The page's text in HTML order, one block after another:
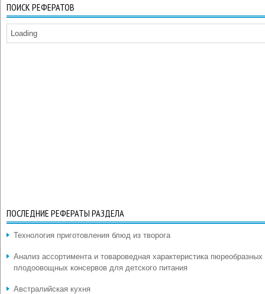
ПОИСК РЕФЕРАТОВ
Loading
ПОСЛЕДНИЕ РЕФЕРАТЫ РАЗДЕЛА
Технология приготовления блюд из творога
Анализ ассортимента и товароведная характеристика пюреобразных
плодоовощных консервов для детского питания
Австралийская кухня